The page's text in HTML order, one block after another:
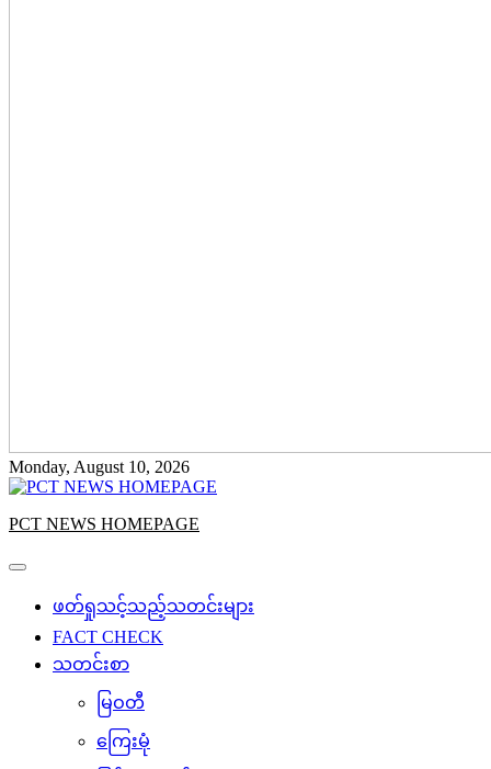
Monday, August 10, 2026
PCT NEWS HOMEPAGE
ဖတ်ရှုသင့်သည့်သတင်းများ
FACT CHECK
သတင်းစာ
မြဝတီ
ကြေးမုံ